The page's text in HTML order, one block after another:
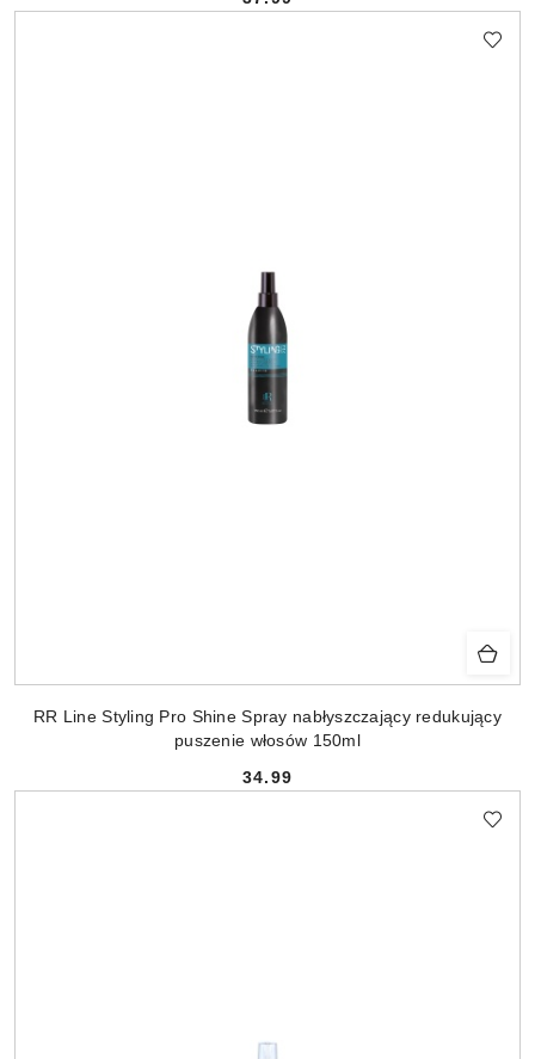
Cena:
RR Line Styling Pro Shine Spray nabłyszczający redukujący
puszenie włosów 150ml
Cena:
34.99